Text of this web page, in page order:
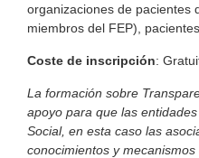
organizaciones de pacientes
miembros del FEP),
Coste de inscripción:
La formación sobre
apoyo para que las
Social, en esta caso las
conocimientos y